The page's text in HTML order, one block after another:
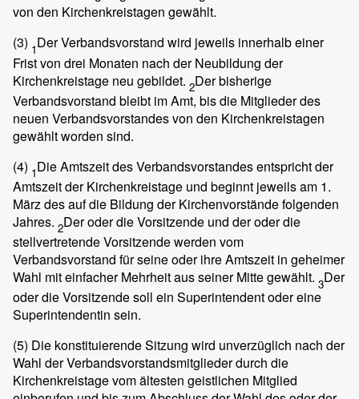
von den Kirchenkreistagen gewählt.
(3) 1Der Verbandsvorstand wird jeweils innerhalb einer
Frist von drei Monaten nach der Neubildung der
Kirchenkreistage neu gebildet. 2Der bisherige
Verbandsvorstand bleibt im Amt, bis die Mitglieder des
neuen Verbandsvorstandes von den Kirchenkreistagen
gewählt worden sind.
(4) 1Die Amtszeit des Verbandsvorstandes entspricht der
Amtszeit der Kirchenkreistage und beginnt jeweils am 1.
März des auf die Bildung der Kirchenvorstände folgenden
Jahres. 2Der oder die Vorsitzende und der oder die
stellvertretende Vorsitzende werden vom
Verbandsvorstand für seine oder ihre Amtszeit in geheimer
Wahl mit einfacher Mehrheit aus seiner Mitte gewählt. 3Der
oder die Vorsitzende soll ein Superintendent oder eine
Superintendentin sein.
(5) Die konstituierende Sitzung wird unverzüglich nach der
Wahl der Verbandsvorstandsmitglieder durch die
Kirchenkreistage vom ältesten geistlichen Mitglied